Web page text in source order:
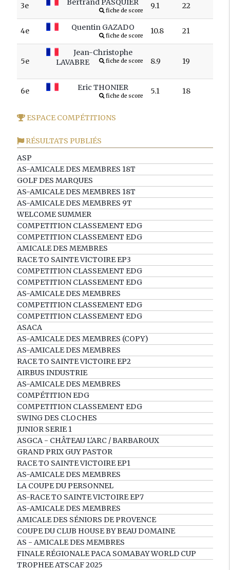
3e Bertrand PASQUIER
fiche de score
9.1 22
4e Quentin GAZADO
fiche de score
10.8 21
5e
Jean-Christophe
LAVABRE
fiche de score 8.9 19
6e Eric THONIER
fiche de score
5.1 18
ESPACE COMPÉTITIONS
RÉSULTATS PUBLIÉS
ASP
AS-AMICALE DES MEMBRES 18T
GOLF DES MARQUES
AS-AMICALE DES MEMBRES 18T
AS-AMICALE DES MEMBRES 9T
WELCOME SUMMER
COMPETITION CLASSEMENT EDG
COMPETITION CLASSEMENT EDG
AMICALE DES MEMBRES
RACE TO SAINTE VICTOIRE EP3
COMPETITION CLASSEMENT EDG
COMPETITION CLASSEMENT EDG
AS-AMICALE DES MEMBRES
COMPETITION CLASSEMENT EDG
COMPETITION CLASSEMENT EDG
ASACA
AS-AMICALE DES MEMBRES (COPY)
AS-AMICALE DES MEMBRES
RACE TO SAINTE VICTOIRE EP2
AIRBUS INDUSTRIE
AS-AMICALE DES MEMBRES
COMPÉTITION EDG
COMPETITION CLASSEMENT EDG
SWING DES CLOCHES
JUNIOR SERIE 1
ASGCA - CHÂTEAU L'ARC / BARBAROUX
GRAND PRIX GUY PASTOR
RACE TO SAINTE VICTOIRE EP1
AS-AMICALE DES MEMBRES
LA COUPE DU PERSONNEL
AS-RACE TO SAINTE VICTOIRE EP7
AS-AMICALE DES MEMBRES
AMICALE DES SÉNIORS DE PROVENCE
COUPE DU CLUB HOUSE BY BEAU DOMAINE
AS - AMICALE DES MEMBRES
FINALE RÉGIONALE PACA SOMABAY WORLD CUP
TROPHEE ATSCAF 2025